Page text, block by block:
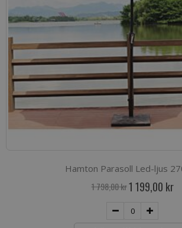
Hamton Parasoll Led-ljus
1 798,00 kr Special
Price
1 199,00 kr